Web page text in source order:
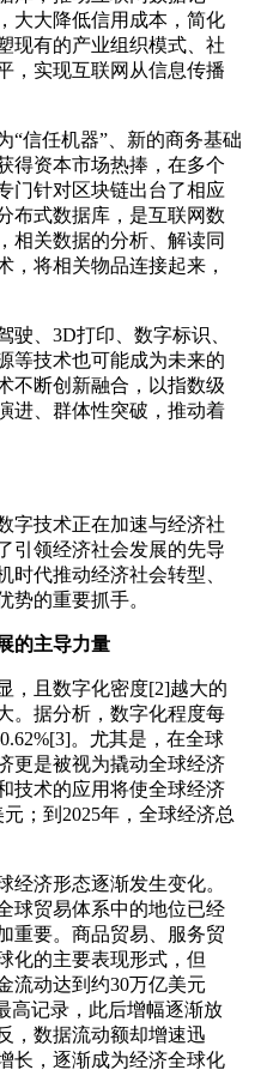
大大降低信用成本，简化
现有的产业组织模式、社
，实现互联网从信息传播
任机器”、新的商务基础
得资本市场热捧，在多个
门针对区块链出台了相应
布式数据库，是互联网数
相关数据的分析、解读同
，将相关物品连接起来，
驶、3D打印、数字标识、
等技术也可能成为未来的
不断创新融合，以指数级
进、群体性突破，推动着
技术正在加速与经济社
引领经济社会发展的先导
时代推动经济社会转型、
势的重要抓手。
的主导力量
且数字化密度[2]越大的
。据分析，数字化程度每
。尤其是，在全球
更是被视为撬动全球经济
技术的应用将使全球经济
；到2025年，全球经济总
济形态逐渐发生变化。
球贸易体系中的地位已经
重要。商品贸易、服务贸
化的主要表现形式，但
流动达到约30万亿美元
高记录，此后增幅逐渐放
，数据流动额却增速迅
长，逐渐成为经济全球化